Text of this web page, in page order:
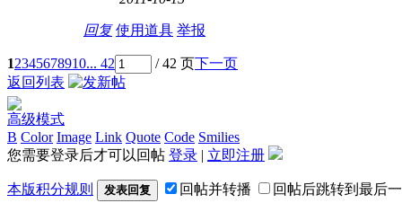
回复 使用道具 举报
12345678910... 42 / 42 页下一页
返回列表
高级模式
B Color Image Link Quote Code Smilies
您需要登录后才可以回帖 登录 | 立即注册
本版积分规则 发表回复 回帖并转播 回帖后跳转到最后